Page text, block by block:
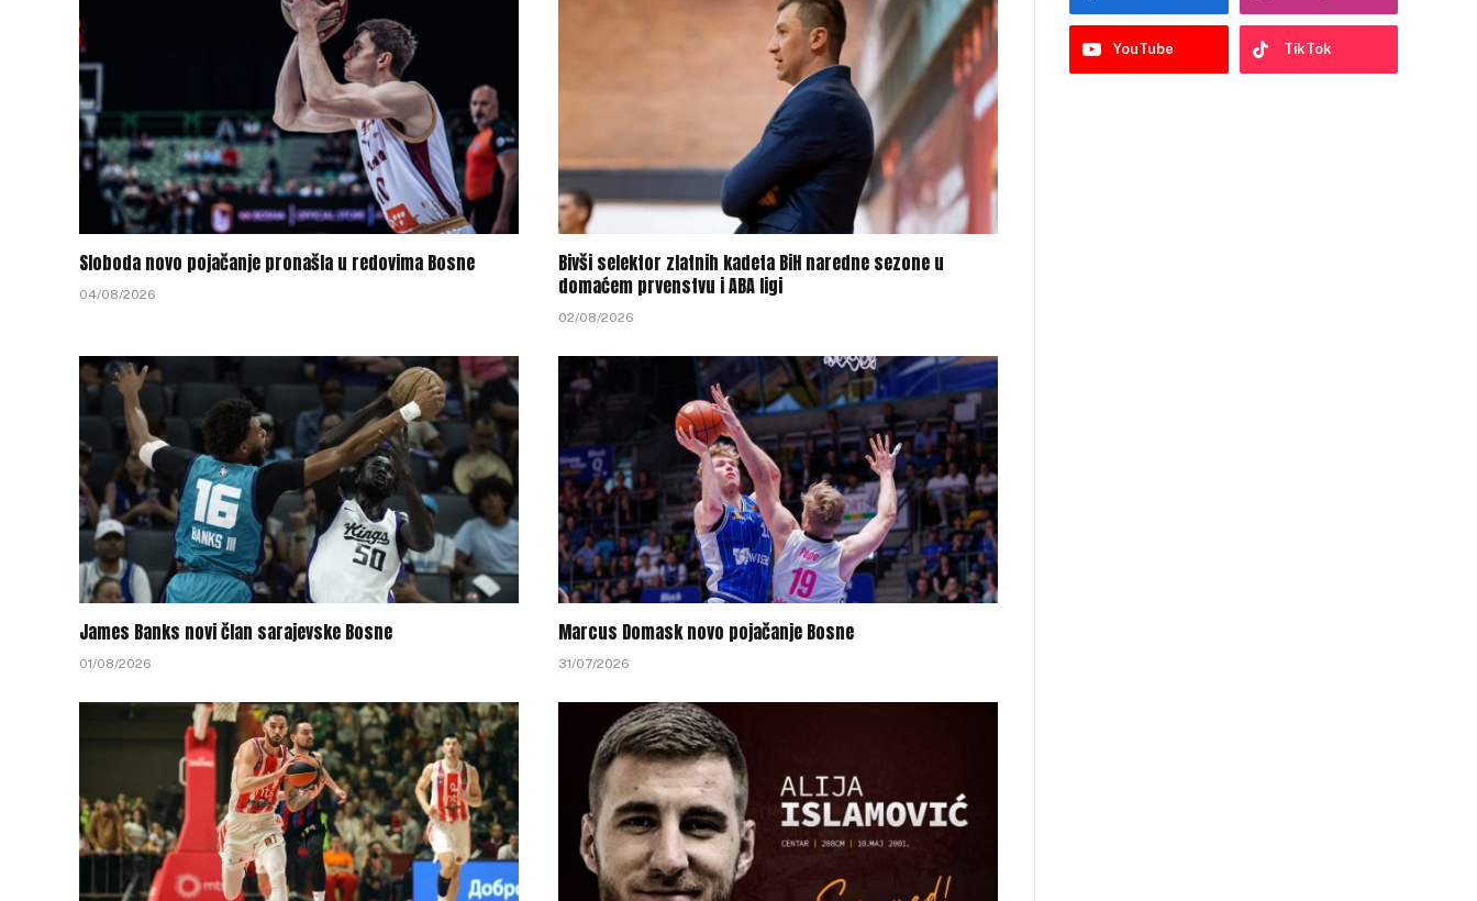
Sloboda novo pojačanje pronašla u redovima Bosne
04/08/2026
Bivši selektor zlatnih kadeta BiH naredne sezone u
domaćem prvenstvu i ABA ligi
02/08/2026
James Banks novi član sarajevske Bosne
01/08/2026
Marcus Domask novo pojačanje Bosne
31/07/2026
YouTube TikTok